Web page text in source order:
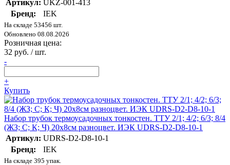
Артикул: UKZ-001-413
Бренд:
IEK
На складе 53456 шт.
Обновлено 08.08.2026
Розничная цена:
32 руб. / шт.
-
+
Купить
Набор трубок термоусадочных тонкостен. ТТУ 2/1; 4/2; 6/3; 8/4
(ЖЗ; С; К; Ч) 20х8см разноцвет. ИЭК UDRS-D2-D8-10-1
Артикул: UDRS-D2-D8-10-1
Бренд:
IEK
На складе 395 упак.